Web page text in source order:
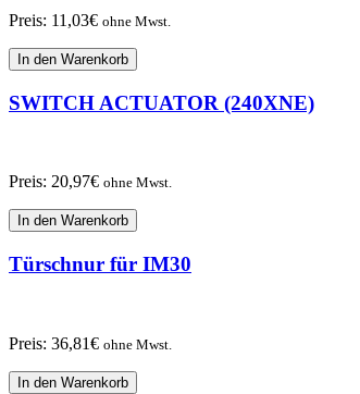
Preis: 11,03€ ohne Mwst.
In den Warenkorb
SWITCH ACTUATOR (240XNE)
Preis: 20,97€ ohne Mwst.
In den Warenkorb
Türschnur für IM30
Preis: 36,81€ ohne Mwst.
In den Warenkorb